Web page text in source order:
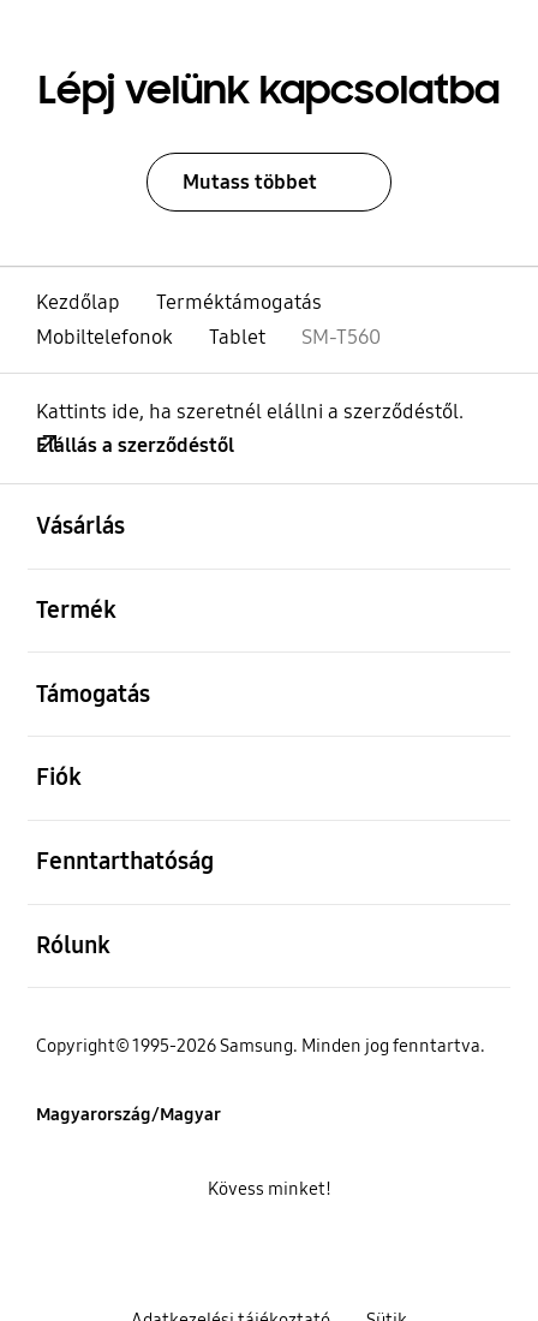
Lépj velünk kapcsolatba
Mutass többet
Kezdőlap
Terméktámogatás
Mobiltelefonok
Tablet SM-T560
Kattints ide, ha szeretnél elállni a szerződéstől.
Elállás a szerződéstől
Vásárlás
Termék
Támogatás
Fiók
Fenntarthatóság
Rólunk
Copyright© 1995-2026 Samsung. Minden jog fenntartva.
Magyarország/Magyar
Kövess minket!